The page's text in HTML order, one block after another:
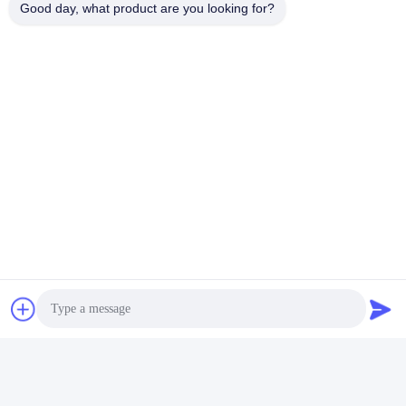
Envie seu inquérito
Good day, what product are you looking for?